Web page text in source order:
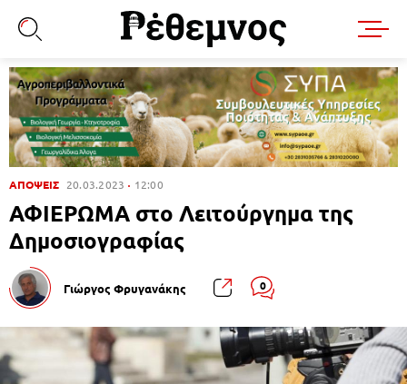
ΑΠΟΨΕΙΣ 20.03.2023 12:00
ΑΦΙΕΡΩΜΑ στο Λειτούργημα της
Δημοσιογραφίας
Γιώργος Φρυγανάκης 0